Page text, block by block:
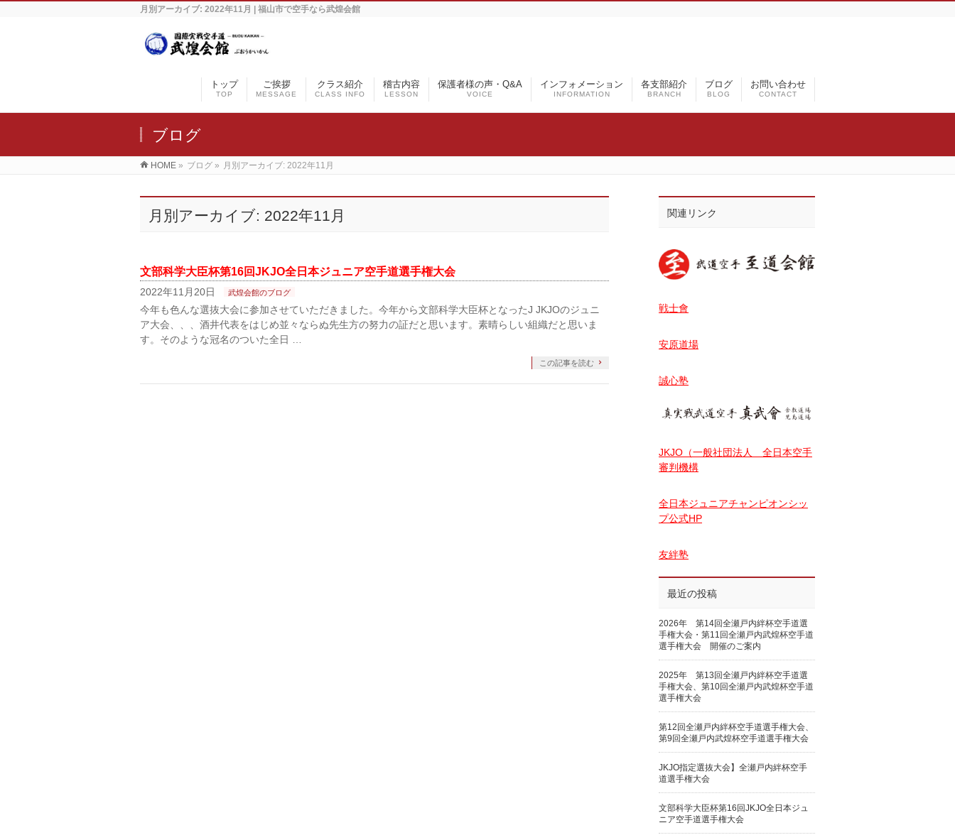
月別アーカイブ: 2022年11月 | 福山市で空手なら武煌会館
トップ
TOP
ご挨拶
MESSAGE
クラス紹介
CLASS INFO
稽古内容
LESSON
保護者様の声・Q&A
VOICE
インフォメーション
INFORMATION
各支部紹介
BRANCH
ブログ
BLOG
お問い合わせ
CONTACT
ブログ
HOME » ブログ » 月別アーカイブ: 2022年11月
月別アーカイブ: 2022年11月
文部科学大臣杯第16回JKJO全日本ジュニア空手道選手権大会
2022年11月20日 武煌会館のブログ
今年も色んな選抜大会に参加させていただきました。今年から文部科学大臣杯となったJ JKJOのジュニ
ア大会、、、酒井代表をはじめ並々ならぬ先生方の努力の証だと思います。素晴らしい組織だと思いま
す。そのような冠名のついた全日 …
この記事を読む
関連リンク
戦士會
安原道場
誠心塾
JKJO（一般社団法人 全日本空手
審判機構
全日本ジュニアチャンピオンシッ
プ公式HP
友絆塾
最近の投稿
2026年 第14回全瀬戸内絆杯空手道選
手権大会・第11回全瀬戸内武煌杯空手道
選手権大会 開催のご案内
2025年 第13回全瀬戸内絆杯空手道選
手権大会、第10回全瀬戸内武煌杯空手道
選手権大会
第12回全瀬戸内絆杯空手道選手権大会、
第9回全瀬戸内武煌杯空手道選手権大会
JKJO指定選抜大会】全瀬戸内絆杯空手
道選手権大会
文部科学大臣杯第16回JKJO全日本ジュ
ニア空手道選手権大会